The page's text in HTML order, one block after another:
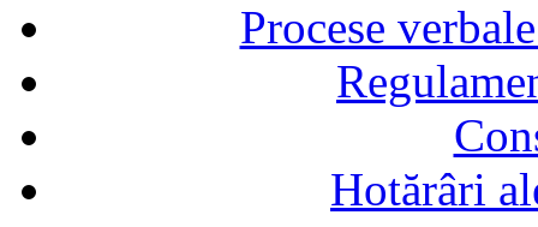
Procese
Hotărâri